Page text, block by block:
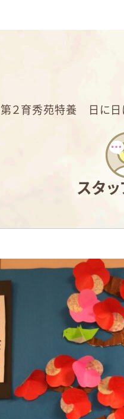
第２育秀苑特養 日に日
スタ